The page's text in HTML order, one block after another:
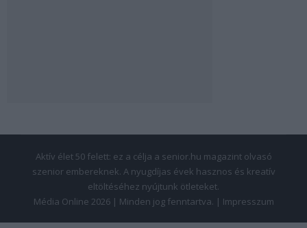
Aktív élet 50 felett: ez a célja a senior.hu magazint olvasó
szenior embereknek. A nyugdíjas évek hasznos és kreatív
eltöltéséhez nyújtunk ötleteket.
Média Online 2026 | Minden jog fenntartva. | Impresszum